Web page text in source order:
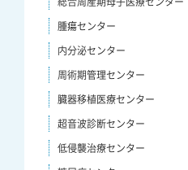
腫瘍センター
内分泌センター
周術期管理センター
臓器移植医療センター
超音波診断センター
低侵襲治療センター